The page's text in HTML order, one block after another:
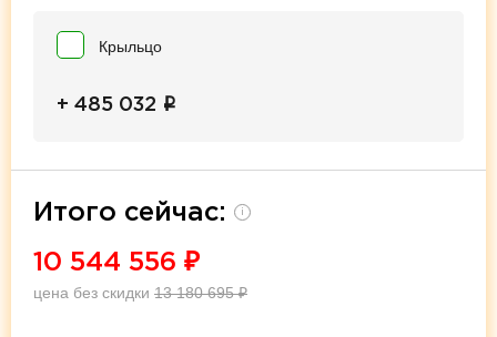
Крыльцо
+ 485 032 i
Итого сейчас: i
10 544 556 ₽
цена без скидки 13 180 695₽